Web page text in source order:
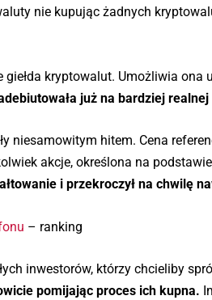
nie kupując żadnych
giełda kryptowalut. Umożliwia
już na bardziej realnej
niesamowitym hitem. Cena
akcje, określona na
i przekroczył na chwilę
– ranking
inwestorów, którzy chcieliby
pomijając proces ich kupna.